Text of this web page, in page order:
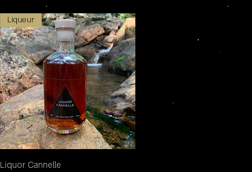
Aperçu rapide
Liqueur
Liquor Cannelle